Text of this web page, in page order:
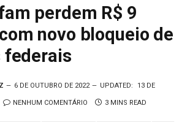
perdem R$ 9
novo bloqueio de
federais
6 DE OUTUBRO DE 2022 UPDATED: 13 DE
NENHUM COMENTÁRIO 3 MINS READ